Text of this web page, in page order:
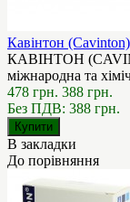
Кавінтон
КАВІНТОН
міжнародна та
478 грн. 388 грн.
Без ПДВ: 388 грн.
В закладки
До порівняння